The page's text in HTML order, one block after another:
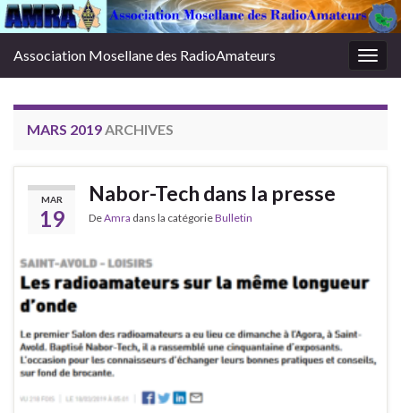
Association Mosellane des RadioAmateurs
MARS 2019 ARCHIVES
MAR
19
Nabor-Tech dans la presse
DeAmra dans la catégorieBulletin